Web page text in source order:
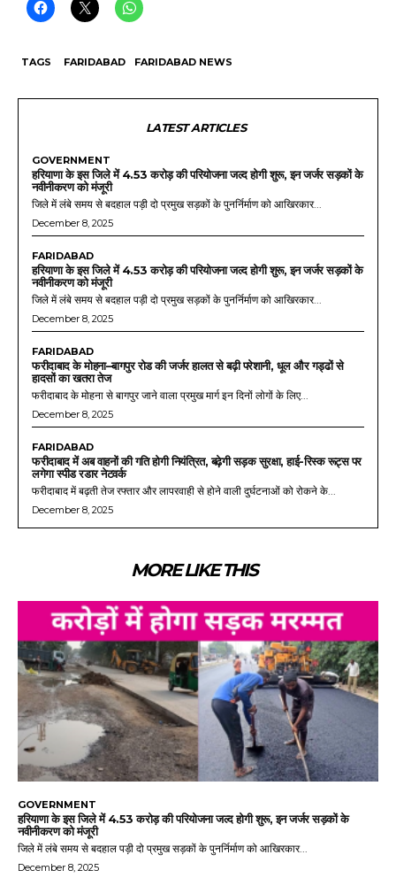
TAGS FARIDABAD FARIDABAD NEWS
LATEST ARTICLES
GOVERNMENT
हरियाणा के इस जिले में 4.53 करोड़ की परियोजना जल्द होगी शुरू, इन जर्जर सड़कों के
नवीनीकरण को मंजूरी
जिले में लंबे समय से बदहाल पड़ी दो प्रमुख सड़कों के पुनर्निर्माण को आखिरकार...
December 8, 2025
FARIDABAD
हरियाणा के इस जिले में 4.53 करोड़ की परियोजना जल्द होगी शुरू, इन जर्जर सड़कों के
नवीनीकरण को मंजूरी
जिले में लंबे समय से बदहाल पड़ी दो प्रमुख सड़कों के पुनर्निर्माण को आखिरकार...
December 8, 2025
FARIDABAD
फरीदाबाद के मोहना–बागपुर रोड की जर्जर हालत से बढ़ी परेशानी, धूल और गड्ढों से
हादसों का खतरा तेज
फरीदाबाद के मोहना से बागपुर जाने वाला प्रमुख मार्ग इन दिनों लोगों के लिए...
December 8, 2025
FARIDABAD
फरीदाबाद में अब वाहनों की गति होगी नियंत्रित, बढ़ेगी सड़क सुरक्षा, हाई-रिस्क रूट्स पर
लगेगा स्पीड रडार नेटवर्क
फरीदाबाद में बढ़ती तेज रफ्तार और लापरवाही से होने वाली दुर्घटनाओं को रोकने के...
December 8, 2025
MORE LIKE THIS
GOVERNMENT
हरियाणा के इस जिले में 4.53 करोड़ की परियोजना जल्द होगी शुरू, इन जर्जर सड़कों के
नवीनीकरण को मंजूरी
जिले में लंबे समय से बदहाल पड़ी दो प्रमुख सड़कों के पुनर्निर्माण को आखिरकार...
December 8, 2025